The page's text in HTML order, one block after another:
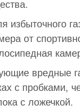
избыточного
от
вредные
с пробками,
с ло­жечкой.